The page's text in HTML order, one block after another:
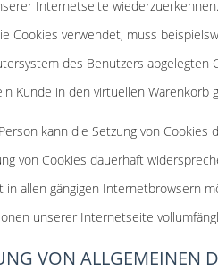
Internetseite
Cookies verwendet, muss
des Benutzers
Kunde in den virtuellen Warenkorb
kann die Setzung von
von Cookies dauerhaft
in allen gängigen Internetbrowsern
unserer Internetseite
VON ALLGEMEINEN